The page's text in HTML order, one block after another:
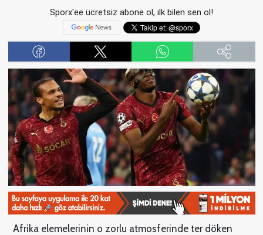
Sporx'ee ücretsiz abone ol, ilk bilen sen ol!
Afrika elemelerinin o zorlu atmosferinde ter döken